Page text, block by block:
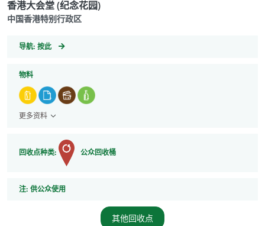
香港大会堂 (纪念花园)
中国香港特别行政区
导航: GeoCoordinates
按此
物料
更多资料
回收点种类: 公众回收桶
注: 注
供公众使用
其他回收点